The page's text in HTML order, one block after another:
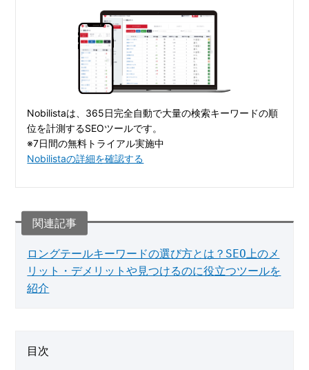
Nobilistaは、365日完全自動で大量の検索キーワードの順
位を計測するSEOツールです。
※7日間の無料トライアル実施中
Nobilistaの詳細を確認する
ロングテールキーワードの選び方とは？SEO上のメ
リット・デメリットや見つけるのに役立つツールを
紹介
目次